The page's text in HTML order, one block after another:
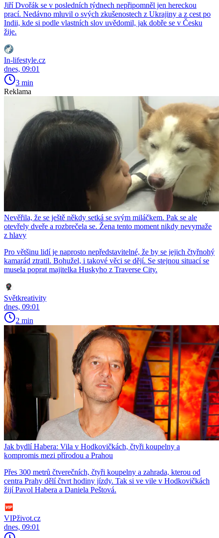
Jiří Dvořák se v posledních týdnech nepřipomněl jen hereckou
prací. Nedávno mluvil o svých zkušenostech z Ukrajiny a z cest po
Indii, kde si podle vlastních slov uvědomil, jak dobře se v Česku
žije.
In-lifestyle.cz
dnes, 09:01
3 min
Reklama
Nevěřila, že se ještě někdy setká se svým miláčkem. Pak se ale
otevřely dveře a rozbrečela se. Žena tento moment nikdy nevymaže
z hlavy
Pro většinu lidí je naprosto nepředstavitelné, že by se jejich čtyřnohý
kamarád ztratil. Bohužel, i takové věci se dějí. Se stejnou situací se
musela poprat majitelka Huskyho z Traverse City.
Světkreativity
dnes, 09:01
2 min
Jak bydlí Habera: Vila v Hodkovičkách, čtyři koupelny a
kompromis mezi přírodou a Prahou
Přes 300 metrů čtverečních, čtyři koupelny a zahrada, kterou od
centra Prahy dělí čtvrt hodiny jízdy. Tak si ve vile v Hodkovičkách
žijí Pavol Habera a Daniela Peštová.
VIPživot.cz
dnes, 09:01